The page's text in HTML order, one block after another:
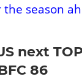
season
next
86